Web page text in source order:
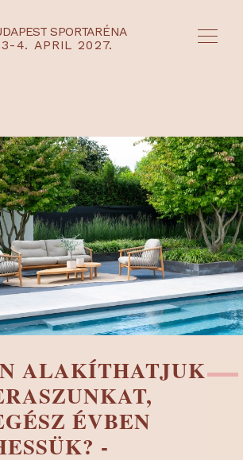
SPORTARÉNA
4. APRIL 2027.
ALAKÍTHATJUK
ÉVBEN
-